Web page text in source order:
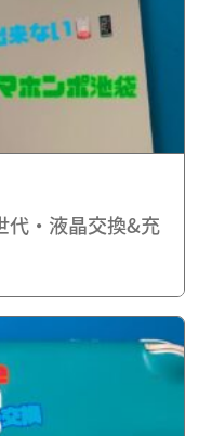
代・液晶交換&充